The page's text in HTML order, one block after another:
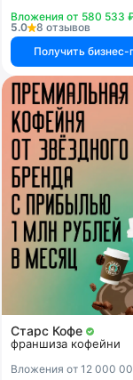
Вложения от 580 533
5.0
8 отзывов
Получить бизнес-
Старс Кофе
франшиза кофейни
Вложения от 12 000